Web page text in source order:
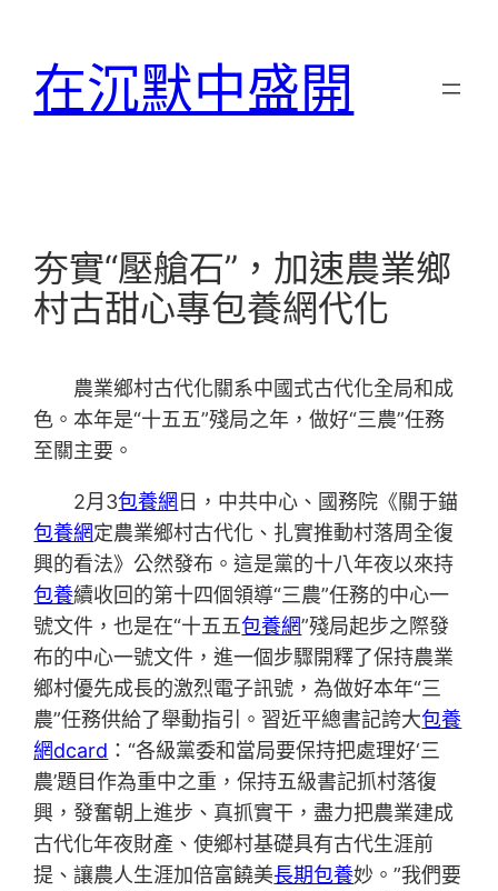
在沉默中盛開
夯實“壓艙石”，加速農業鄉
村古甜心專包養網代化
農業鄉村古代化關系中國式古代化全局和成
色。本年是“十五五”殘局之年，做好“三農”任務
至關主要。
2月3包養網 日，中共中心、國務院《關于錨
包養網定農業鄉村古代化、扎實推動村落周全復
興的看法》公然發布。這是黨的十八年夜以來持
包養續收回的第十四個領導“三農”任務的中心一
號文件，也是在“十五五包養網”殘局起步之際發
布的中心一號文件，進一個步驟開釋了保持農業
鄉村優先成長的激烈電子訊號，為做好本年“三
農”任務供給了舉動指引。習近平總書記誇大包養
網dcard ：“各級黨委和當局要保持把處理好‘三
農’題目作為重中之重，保持五級書記抓村落復
興，發奮朝上進步、真抓實干，盡力把農業建成
古代化年夜財產、使鄉村基礎具有古代生涯前
提、讓農人生涯加倍富饒美長期包養妙。”我們要